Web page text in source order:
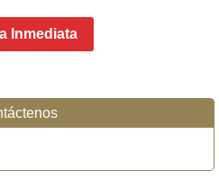
Inmediata